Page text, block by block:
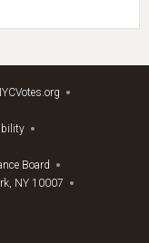
Board
NY 10007